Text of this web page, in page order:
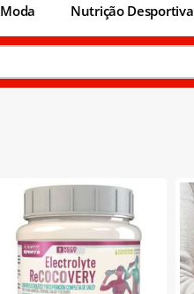
Moda Nutrição Desportiva